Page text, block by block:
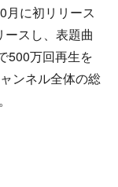
月に初リリース
スし、表題曲
500万回再生を
ンネル全体の総